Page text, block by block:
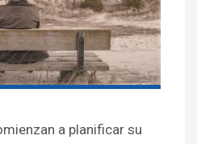
a planificar su